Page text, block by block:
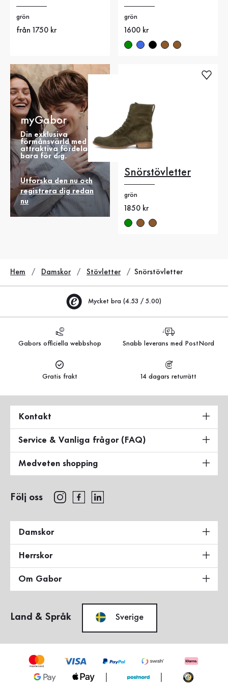
grön
Nytt pris
från 1750 kr
grön
Nytt pris
1600 kr
myGabor
Din exklusiva
förmånsvärld med
attraktiva fördelar
bara för dig.
Utforska den nu och
registrera dig redan
nu
Snörstövletter
grön
Nytt pris
1850 kr
Hem Damskor Stövletter Snörstövletter
Mycket bra (4.53 / 5.00)
Gabors officiella webbshop Snabb leverans med PostNord
Gratis frakt 14 dagars returrätt
Kontakt
Service & Vanliga frågor (FAQ)
Medveten shopping
Följ oss
Damskor
Herrskor
Om Gabor
Land & Språk Sverige